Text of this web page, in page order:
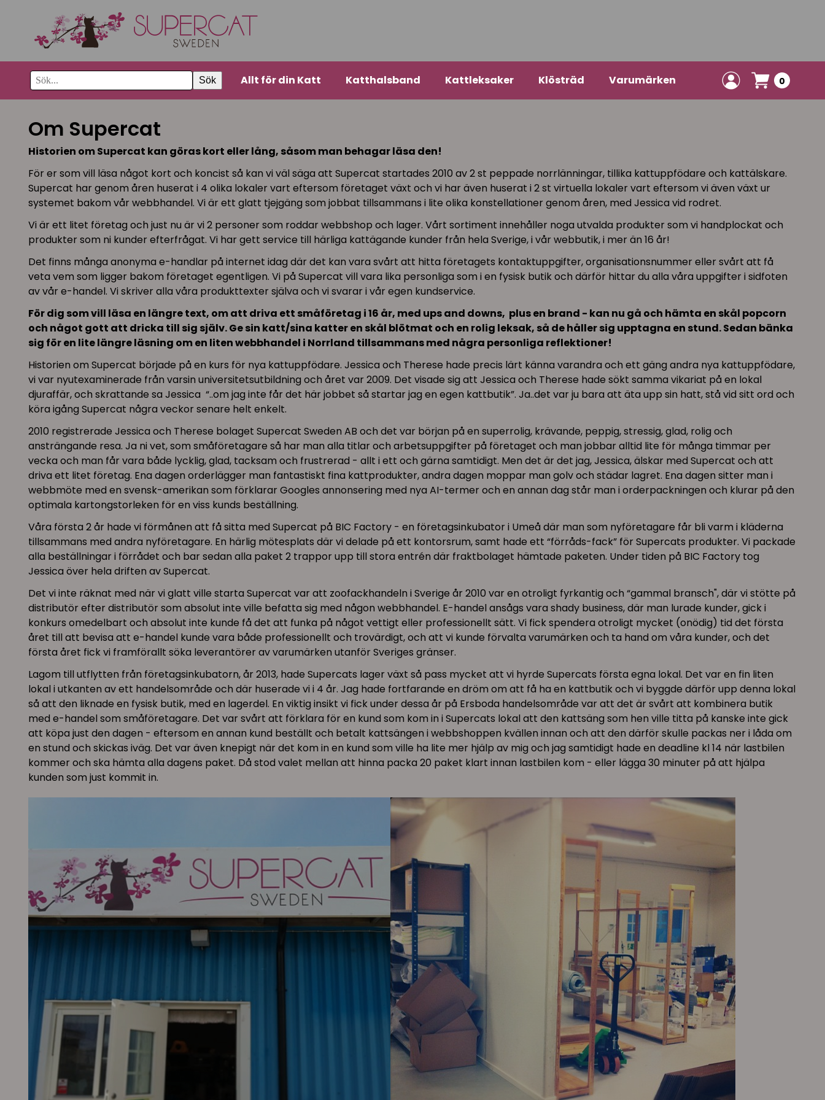
Sök Allt för din Katt Katthalsband Kattleksaker Klösträd Varumärken 0
Om Supercat
Historien om Supercat kan göras kort eller lång, såsom man behagar läsa den!
För er som vill läsa något kort och koncist så kan vi väl säga att Supercat startades 2010 av 2 st peppade norrlänningar, tillika kattuppfödare och kattälskare.
Supercat har genom åren huserat i 4 olika lokaler vart eftersom företaget växt och vi har även huserat i 2 st virtuella lokaler vart eftersom vi även växt ur
systemet bakom vår webbhandel. Vi är ett glatt tjejgäng som jobbat tillsammans i lite olika konstellationer genom åren, med Jessica vid rodret.
Vi är ett litet företag och just nu är vi 2 personer som roddar webbshop och lager. Vårt sortiment innehåller noga utvalda produkter som vi handplockat och
produkter som ni kunder efterfrågat. Vi har gett service till härliga kattägande kunder från hela Sverige, i vår webbutik, i mer än 16 år!
Det finns många anonyma e-handlar på internet idag där det kan vara svårt att hitta företagets kontaktuppgifter, organisationsnummer eller svårt att få
veta vem som ligger bakom företaget egentligen. Vi på Supercat vill vara lika personliga som i en fysisk butik och därför hittar du alla våra uppgifter i sidfoten
av vår e-handel. Vi skriver alla våra produkttexter själva och vi svarar i vår egen kundservice.
För dig som vill läsa en längre text, om att driva ett småföretag i 16 år, med ups and downs, plus en brand - kan nu gå och hämta en skål popcorn
och något gott att dricka till sig själv. Ge sin katt/sina katter en skål blötmat och en rolig leksak, så de håller sig upptagna en stund. Sedan bänka
sig för en lite längre läsning om en liten webbhandel i Norrland tillsammans med några personliga reflektioner!
Historien om Supercat började på en kurs för nya kattuppfödare. Jessica och Therese hade precis lärt känna varandra och ett gäng andra nya kattuppfödare,
vi var nyutexaminerade från varsin universitetsutbildning och året var 2009. Det visade sig att Jessica och Therese hade sökt samma vikariat på en lokal
djuraffär, och skrattande sa Jessica “..om jag inte får det här jobbet så startar jag en egen kattbutik”. Ja..det var ju bara att äta upp sin hatt, stå vid sitt ord och
köra igång Supercat några veckor senare helt enkelt.
2010 registrerade Jessica och Therese bolaget Supercat Sweden AB och det var början på en superrolig, krävande, peppig, stressig, glad, rolig och
ansträngande resa. Ja ni vet, som småföretagare så har man alla titlar och arbetsuppgifter på företaget och man jobbar alltid lite för många timmar per
vecka och man får vara både lycklig, glad, tacksam och frustrerad - allt i ett och gärna samtidigt. Men det är det jag, Jessica, älskar med Supercat och att
driva ett litet företag. Ena dagen orderlägger man fantastiskt fina kattprodukter, andra dagen moppar man golv och städar lagret. Ena dagen sitter man i
webbmöte med en svensk-amerikan som förklarar Googles annonsering med nya AI-termer och en annan dag står man i orderpackningen och klurar på den
optimala kartongstorleken för en viss kunds beställning.
Våra första 2 år hade vi förmånen att få sitta med Supercat på BIC Factory - en företagsinkubator i Umeå där man som nyföretagare får bli varm i kläderna
tillsammans med andra nyföretagare. En härlig mötesplats där vi delade på ett kontorsrum, samt hade ett “förråds-fack” för Supercats produkter. Vi packade
alla beställningar i förrådet och bar sedan alla paket 2 trappor upp till stora entrén där fraktbolaget hämtade paketen. Under tiden på BIC Factory tog
Jessica över hela driften av Supercat.
Det vi inte räknat med när vi glatt ville starta Supercat var att zoofackhandeln i Sverige år 2010 var en otroligt fyrkantig och “gammal bransch", där vi stötte på
distributör efter distributör som absolut inte ville befatta sig med någon webbhandel. E-handel ansågs vara shady business, där man lurade kunder, gick i
konkurs omedelbart och absolut inte kunde få det att funka på något vettigt eller professionellt sätt. Vi fick spendera otroligt mycket (onödig) tid det första
året till att bevisa att e-handel kunde vara både professionellt och trovärdigt, och att vi kunde förvalta varumärken och ta hand om våra kunder, och det
första året fick vi framförallt söka leverantörer av varumärken utanför Sveriges gränser.
Lagom till utflytten från företagsinkubatorn, år 2013, hade Supercats lager växt så pass mycket att vi hyrde Supercats första egna lokal. Det var en fin liten
lokal i utkanten av ett handelsområde och där huserade vi i 4 år. Jag hade fortfarande en dröm om att få ha en kattbutik och vi byggde därför upp denna lokal
så att den liknade en fysisk butik, med en lagerdel. En viktig insikt vi fick under dessa år på Ersboda handelsområde var att det är svårt att kombinera butik
med e-handel som småföretagare. Det var svårt att förklara för en kund som kom in i Supercats lokal att den kattsäng som hen ville titta på kanske inte gick
att köpa just den dagen - eftersom en annan kund beställt och betalt kattsängen i webbshoppen kvällen innan och att den därför skulle packas ner i låda om
en stund och skickas iväg. Det var även knepigt när det kom in en kund som ville ha lite mer hjälp av mig och jag samtidigt hade en deadline kl 14 när lastbilen
kommer och ska hämta alla dagens paket. Då stod valet mellan att hinna packa 20 paket klart innan lastbilen kom - eller lägga 30 minuter på att hjälpa
kunden som just kommit in.